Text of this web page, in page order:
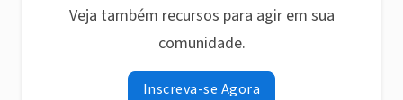
Veja também recursos para agir em sua
comunidade.
Inscreva-se Agora